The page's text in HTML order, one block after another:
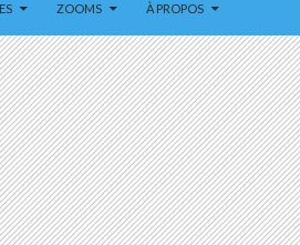
ZOOMS À PROPOS